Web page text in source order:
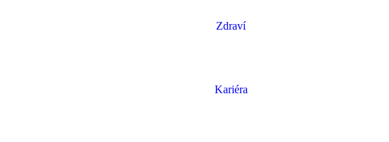
Zdraví
Kariéra